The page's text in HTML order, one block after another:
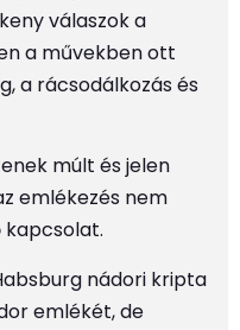
válaszok a
a művekben ott
a rácsodálkozás és
múlt és jelen
emlékezés nem
kapcsolat.
nádori kripta
emlékét, de